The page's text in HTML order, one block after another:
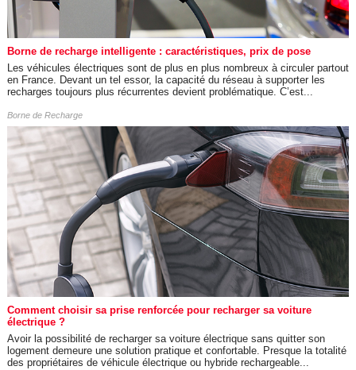
Borne de recharge intelligente : caractéristiques, prix de pose
Les véhicules électriques sont de plus en plus nombreux à circuler partout
en France. Devant un tel essor, la capacité du réseau à supporter les
recharges toujours plus récurrentes devient problématique. C’est...
Borne de Recharge
Comment choisir sa prise renforcée pour recharger sa voiture
électrique ?
Avoir la possibilité de recharger sa voiture électrique sans quitter son
logement demeure une solution pratique et confortable. Presque la totalité
des propriétaires de véhicule électrique ou hybride rechargeable...